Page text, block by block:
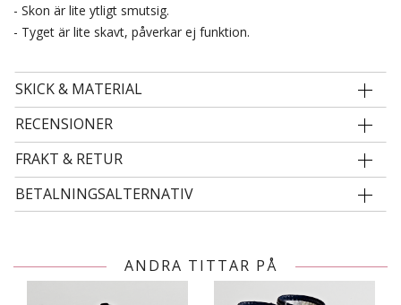
- Skon är lite ytligt smutsig.
- Tyget är lite skavt, påverkar ej funktion.
SKICK & MATERIAL
RECENSIONER
FRAKT & RETUR
BETALNINGSALTERNATIV
ANDRA TITTAR PÅ